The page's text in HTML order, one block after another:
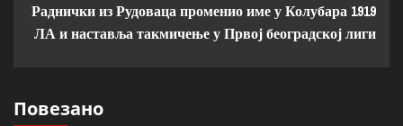
Раднички из Рудоваца променио име у Колубара 1919
ЛА и наставља такмичење у Првој београдској лиги
Повезано